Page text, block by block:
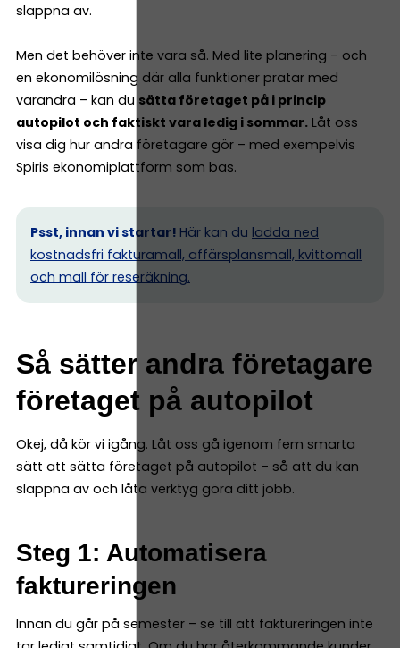
slappna av.
Men det behöver inte vara så. Med lite planering – och
en ekonomilösning där alla funktioner pratar med
varandra – kan du sätta företaget på i princip
autopilot och faktiskt vara ledig i sommar. Låt oss
visa dig hur andra företagare gör – med exempelvis
Spiris ekonomiplattform som bas.
Psst, innan vi startar! Här kan du ladda ned
kostnadsfri fakturamall, affärsplansmall, kvittomall
och mall för reseräkning.
Så sätter andra företagare
företaget på autopilot
Okej, då kör vi igång. Låt oss gå igenom fem smarta
sätt att sätta företaget på autopilot – så att du kan
slappna av och låta verktyg göra ditt jobb.
Steg 1: Automatisera
faktureringen
Innan du går på semester – se till att faktureringen inte